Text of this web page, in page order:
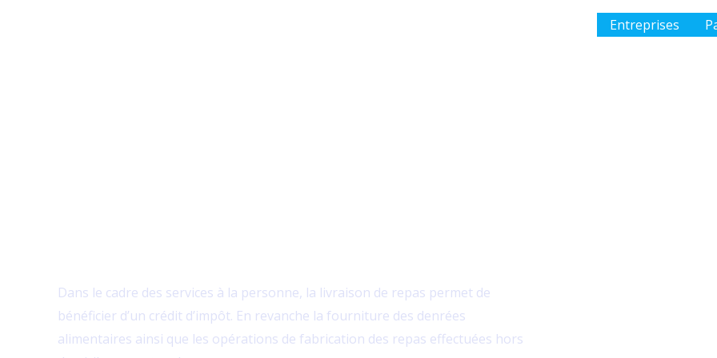
Entreprises
Dans le cadre des services à la personne, la livraison de repas permet de
bénéficier d’un crédit d’impôt. En revanche la fourniture des denrées
alimentaires ainsi que les opérations de fabrication des repas effectuées hors